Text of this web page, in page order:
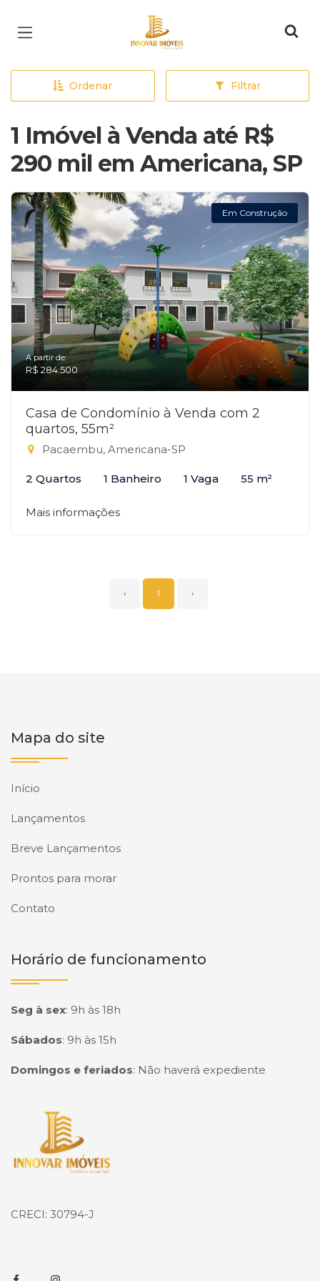
Página inicial
Ordenar Filtrar
1 Imóvel à Venda até R$
290 mil em Americana, SP
Em Construção
A partir de:
R$ 284.500
Casa de Condomínio à Venda com 2
quartos, 55m²
Pacaembu, Americana-SP
2 Quartos 1 Banheiro 1 Vaga 55 m²
Mais informações
‹ 1 ›
Mapa do site
Início
Lançamentos
Breve Lançamentos
Prontos para morar
Contato
Horário de funcionamento
Seg à sex: 9h às 18h
Sábados: 9h às 15h
Domingos e feriados: Não haverá expediente
Página inicial
CRECI: 30794-J